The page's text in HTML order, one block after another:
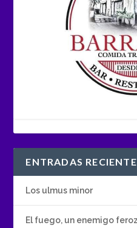
ENTRADAS
Los ulmus minor
El fuego, un enemigo feroz